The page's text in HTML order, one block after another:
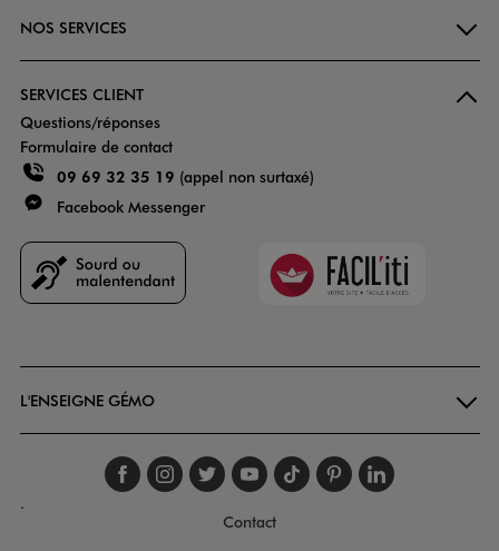
NOS SERVICES
SERVICES CLIENT
Questions/réponses
Formulaire de contact
09 69 32 35 19 (appel non surtaxé)
Facebook Messenger
Faciliti
L'ENSEIGNE GÉMO
Suivez-nous sur
Suivez-nous sur
Suivez-nous sur
Suivez-nous
Suivez-nous
Suivez-
.
Contact